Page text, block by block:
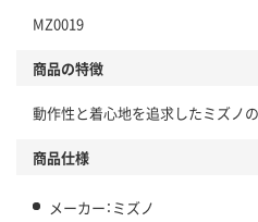
MZ0019
商品の特徴
動作性と着心地を追求したミズノ
商品仕様
メーカー：ミズノ